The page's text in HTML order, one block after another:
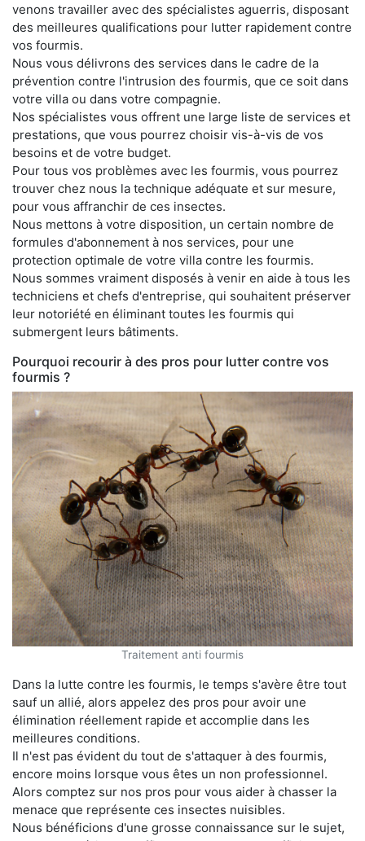
venons travailler avec des spécialistes aguerris, disposant
des meilleures qualifications pour lutter rapidement contre
vos fourmis.
Nous vous délivrons des services dans le cadre de la
prévention contre l'intrusion des fourmis, que ce soit dans
votre villa ou dans votre compagnie.
Nos spécialistes vous offrent une large liste de services et
prestations, que vous pourrez choisir vis-à-vis de vos
besoins et de votre budget.
Pour tous vos problèmes avec les fourmis, vous pourrez
trouver chez nous la technique adéquate et sur mesure,
pour vous affranchir de ces insectes.
Nous mettons à votre disposition, un certain nombre de
formules d'abonnement à nos services, pour une
protection optimale de votre villa contre les fourmis.
Nous sommes vraiment disposés à venir en aide à tous les
techniciens et chefs d'entreprise, qui souhaitent préserver
leur notoriété en éliminant toutes les fourmis qui
submergent leurs bâtiments.
Pourquoi recourir à des pros pour lutter contre vos
fourmis ?
Traitement anti fourmis
Dans la lutte contre les fourmis, le temps s'avère être tout
sauf un allié, alors appelez des pros pour avoir une
élimination réellement rapide et accomplie dans les
meilleures conditions.
Il n'est pas évident du tout de s'attaquer à des fourmis,
encore moins lorsque vous êtes un non professionnel.
Alors comptez sur nos pros pour vous aider à chasser la
menace que représente ces insectes nuisibles.
Nous bénéficions d'une grosse connaissance sur le sujet,